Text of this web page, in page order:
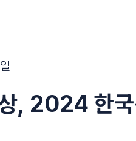
, 2024 한